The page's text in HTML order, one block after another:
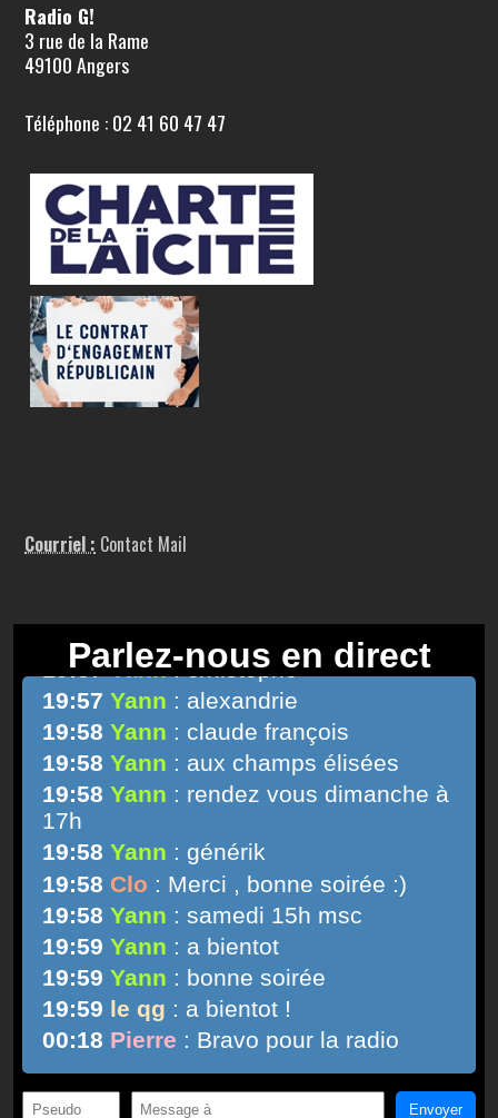
Radio G!
3 rue de la Rame
49100 Angers
Téléphone : 02 41 60 47 47
Courriel : Contact Mail